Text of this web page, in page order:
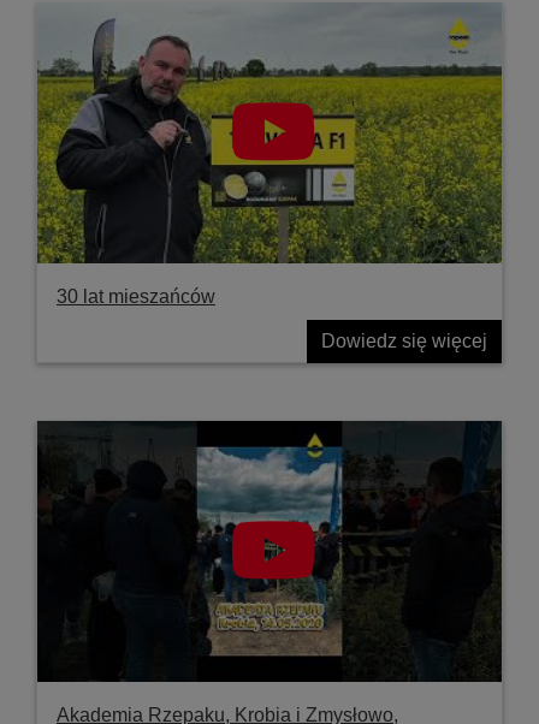
30 lat mieszańców
Dowiedz się więcej
Akademia Rzepaku, Krobia i Zmysłowo,